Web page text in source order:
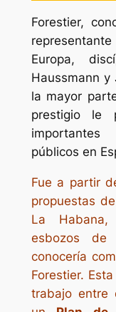
Forestier,
Europa,
Haussmann y
la mayor
prestigio le
públicos en
Fue a partir
propuestas
La
esbozos de
conocería
Forestier.
trabajo entre